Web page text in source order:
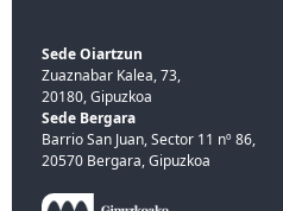
Sede Oiartzun
Zuaznabar Kalea, 73,
20180, Gipuzkoa
Sede Bergara
Barrio San Juan, Sector 11 nº 86,
20570 Bergara, Gipuzkoa